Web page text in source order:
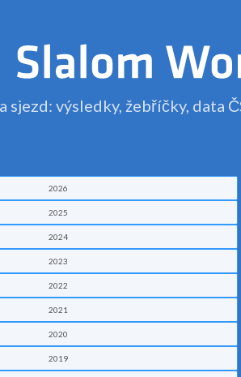
sjezd: výsledky, žebříčky, data
2026
2025
2024
2023
2022
2021
2020
2019